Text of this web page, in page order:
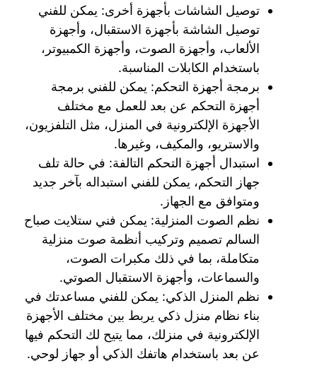
توصيل الشاشات بأجهزة أخرى: يمكن للفني
توصيل الشاشة بأجهزة الاستقبال، وأجهزة
الألعاب، وأجهزة الصوت، وأجهزة الكمبيوتر،
باستخدام الكابلات المناسبة.
برمجة أجهزة التحكم: يمكن للفني برمجة
أجهزة التحكم عن بعد للعمل مع مختلف
الأجهزة الإلكترونية في المنزل، مثل التلفزيون،
والاستريو، والمكيف، وغيرها.
استبدال أجهزة التحكم التالفة: في حالة تلف
جهاز التحكم، يمكن للفني استبداله بآخر جديد
ومتوافق مع الجهاز.
نظم الصوت المنزلية: يمكن فني ستلايت صباح
السالم تصميم وتركيب أنظمة صوت منزلية
متكاملة، بما في ذلك مكبرات الصوت،
والسماعات، وأجهزة الاستقبال الصوتي.
نظم المنزل الذكي: يمكن للفني مساعدتك في
بناء نظام منزل ذكي يربط بين مختلف الأجهزة
الإلكترونية في منزلك، مما يتيح لك التحكم فيها
عن بعد باستخدام هاتفك الذكي أو جهاز لوحي.